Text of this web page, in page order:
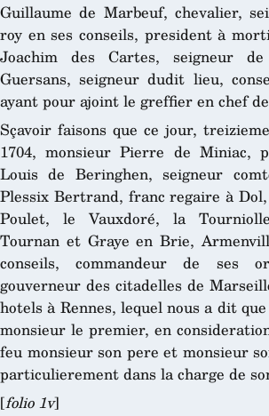
Guillaume de Marbeuf, chevalier,
roy en ses conseils, president à
Joachim des Cartes, seigneur
Guersans, seigneur dudit lieu,
ayant pour ajoint le greffier en chef
Sçavoir faisons que ce jour,
1704, monsieur Pierre de Miniac,
Louis de Beringhen, seigneur
Plessix Bertrand, franc regaire à
Poulet, le Vauxdoré, la
Tournan et Graye en Brie,
conseils, commandeur de ses
gouverneur des citadelles de
hotels à Rennes, lequel nous a dit
monsieur le premier, en
feu monsieur son pere et monsieur
particulierement dans la charge de
[folio 1v]